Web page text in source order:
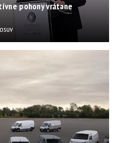
pohony vrátane